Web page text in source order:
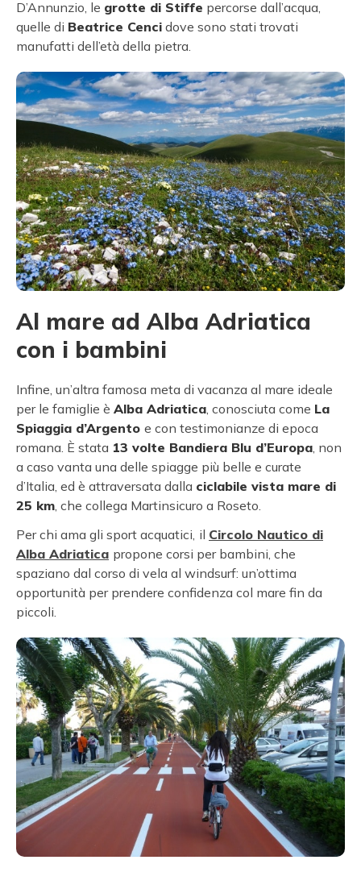
D’Annunzio, le grotte di Stiffe percorse dall’acqua,
quelle di Beatrice Cenci dove sono stati trovati
manufatti dell’età della pietra.
Al mare ad Alba Adriatica
con i bambini
Infine, un’altra famosa meta di vacanza al mare ideale
per le famiglie è Alba Adriatica , conosciuta come La
Spiaggia d’Argento e con testimonianze di epoca
romana. È stata 13 volte Bandiera Blu d’Europa , non
a caso vanta una delle spiagge più belle e curate
d’Italia, ed è attraversata dalla ciclabile vista mare di
25 km , che collega Martinsicuro a Roseto.
Per chi ama gli sport acquatici, il Circolo Nautico di
Alba Adriatica propone corsi per bambini, che
spaziano dal corso di vela al windsurf: un’ottima
opportunità per prendere confidenza col mare fin da
piccoli.